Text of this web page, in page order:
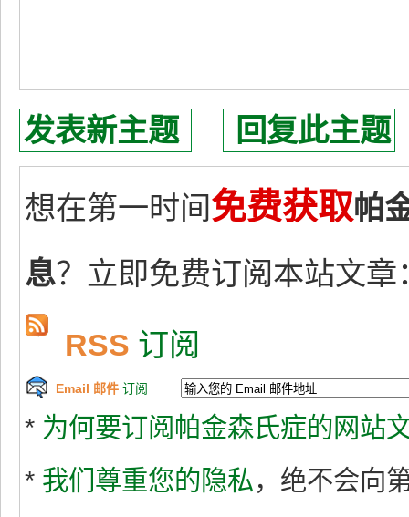
发表新主题 回复此主题
想在第一时间免费获取帕
息？立即免费订阅本站文章
RSS 订阅
Email 邮件 订阅
* 为何要订阅帕金森氏症的网站
* 我们尊重您的隐私，绝不会向